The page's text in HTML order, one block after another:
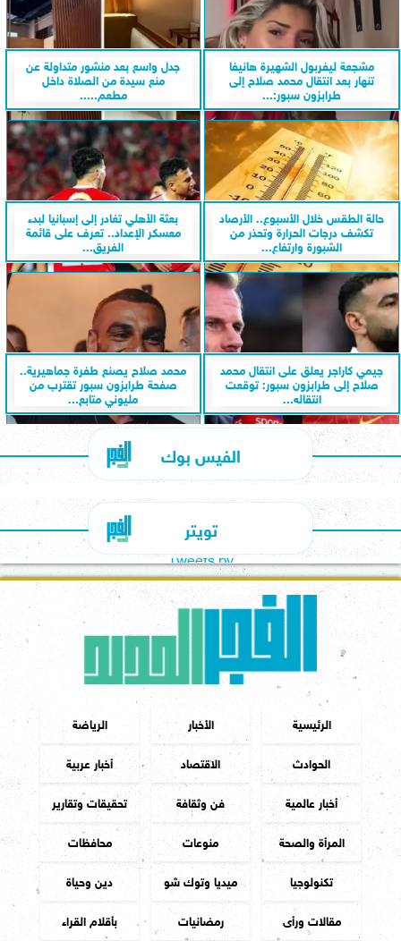
مشجعة ليفربول الشهيرة هانيفا
تنهار بعد انتقال محمد صلاح إلى
طرابزون سبور:...
جدل واسع بعد منشور متداولة عن
منع سيدة من الصلاة داخل
مطعم.....
حالة الطقس خلال الأسبوع.. الأرصاد
تكشف درجات الحرارة وتحذر من
الشبورة وارتفاع...
بعثة الأهلي تغادر إلى إسبانيا لبدء
معسكر الإعداد.. تعرف على قائمة
الفريق...
جيمي كاراجر يعلق على انتقال محمد
صلاح إلى طرابزون سبور: توقعت
انتقاله...
محمد صلاح يصنع طفرة جماهيرية..
صفحة طرابزون سبور تقترب من
مليوني متابع...
الفيس بوك
تويتر
Tweets by
الرئيسية الأخبار
الرياضة
الحوادث
الاقتصاد
أخبار عربية
أخبار عالمية
فن وثقافة
تحقيقات وتقارير
المرأة والصحة
منوعات
محافظات
تكنولوجيا
ميديا وتوك شو
دين وحياة
مقالات ورأى
رمضانيات بأقلام القراء